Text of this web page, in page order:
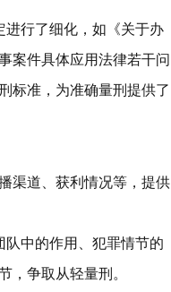
行了细化，如《关于办
案件具体应用法律若干问
标准，为准确量刑提供了
渠道、获利情况等，提供
队中的作用、犯罪情节的
，争取从轻量刑。​